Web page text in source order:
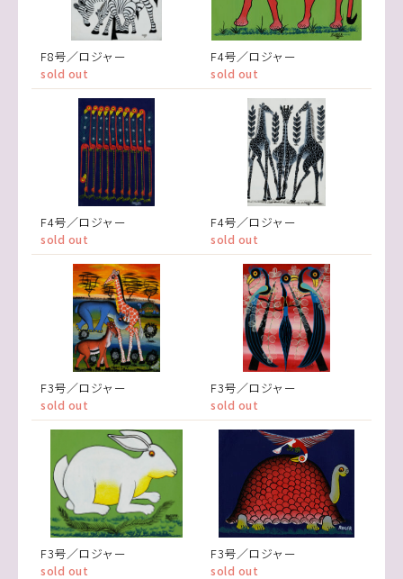
F8号／ロジャー
sold out
F4号／ロジャー
sold out
F4号／ロジャー
sold out
F4号／ロジャー
sold out
F3号／ロジャー
sold out
F3号／ロジャー
sold out
F3号／ロジャー
sold out
F3号／ロジャー
sold out